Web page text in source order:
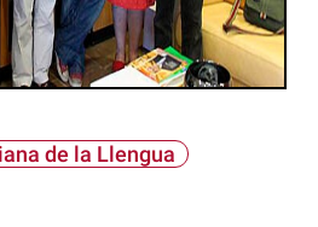
de la Llengua